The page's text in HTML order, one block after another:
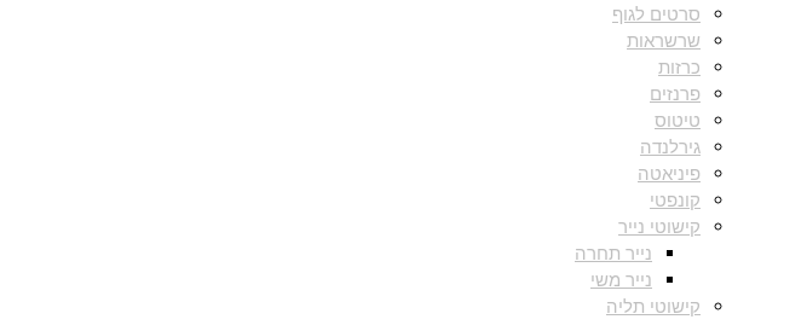
סרטים לגוף
שרשראות
כרזות
פרנזים
טיטוס
גירלנדה
פיניאטה
קונפטי
קישוטי נייר
נייר תחרה
נייר משי
קישוטי תליה